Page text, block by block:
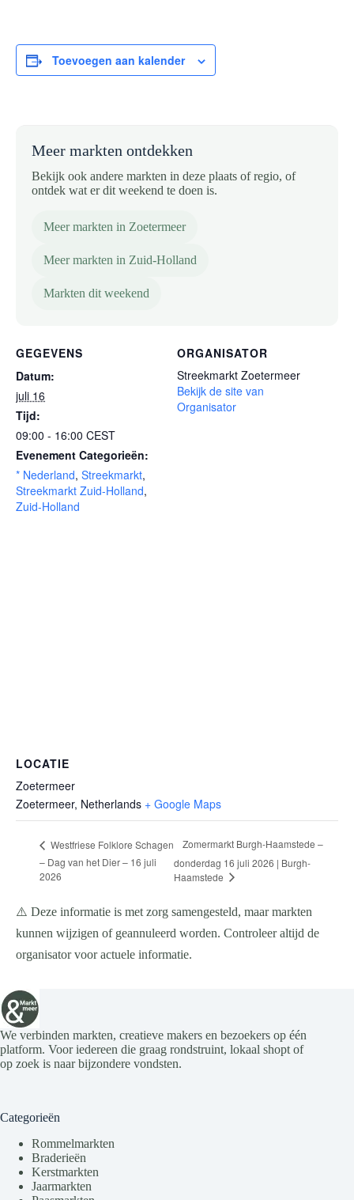
Toevoegen aan kalender
Meer markten ontdekken
Bekijk ook andere markten in deze plaats of regio, of
ontdek wat er dit weekend te doen is.
Meer markten in Zoetermeer
Meer markten in Zuid-Holland
Markten dit weekend
GEGEVENS
Datum:
juli 16
Tijd:
09:00 - 16:00 CEST
Evenement Categorieën:
* Nederland, Streekmarkt,
Streekmarkt Zuid-Holland,
Zuid-Holland
ORGANISATOR
Streekmarkt Zoetermeer
Bekijk de site van
Organisator
LOCATIE
Zoetermeer
Zoetermeer, Netherlands + Google Maps
Westfriese Folklore Schagen
– Dag van het Dier – 16 juli
2026
Zomermarkt Burgh-Haamstede –
donderdag 16 juli 2026 | Burgh-
Haamstede
⚠️ Deze informatie is met zorg samengesteld, maar markten
kunnen wijzigen of geannuleerd worden. Controleer altijd de
organisator voor actuele informatie.
We verbinden markten, creatieve makers en bezoekers op één
platform. Voor iedereen die graag rondstruint, lokaal shopt of
op zoek is naar bijzondere vondsten.
Categorieën
Rommelmarkten
Braderieën
Kerstmarkten
Jaarmarkten